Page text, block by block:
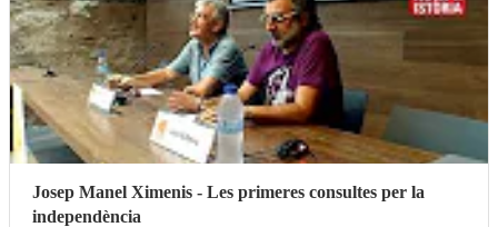
Josep Manel Ximenis - Les primeres consultes per la
independència